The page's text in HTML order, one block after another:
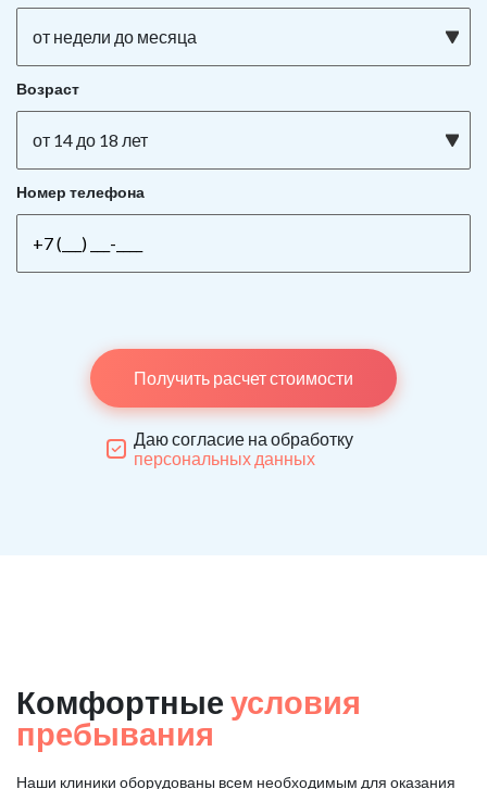
от недели до месяца
Возраст
от 14 до 18 лет
Номер телефона
Получить расчет стоимости
Даю согласие на обработку
персональных данных
Комфортные условия
пребывания
Наши клиники оборудованы всем необходимым для оказания